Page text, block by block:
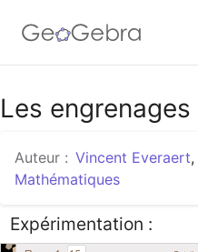
Classe GeoGebra
Les engrenages
Auteur : Vincent Everaert,
Mathématiques
Expérimentation :